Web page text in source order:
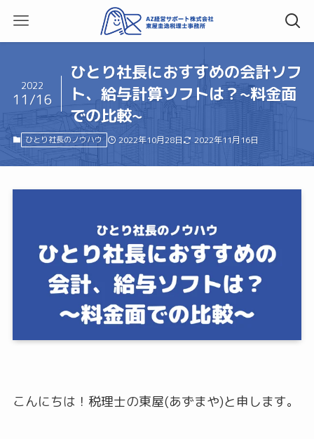
ひとり社長におすすめの会計ソフ
ト、給与計算ソフトは？~料金面
での比較~
2022
11/16
ひとり社長のノウハウ 2022年10月28日 2022年11月16日
こんにちは！税理士の東屋(あずまや)と申します。